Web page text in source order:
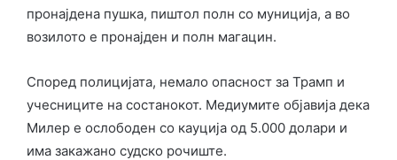
пронајдена пушка, пиштол полн со муниција, а во
возилото е пронајден и полн магацин.
Според полицијата, немало опасност за Трамп и
учесниците на состанокот. Медиумите објавија дека
Милер е ослободен со кауција од 5.000 долари и
има закажано судско рочиште.